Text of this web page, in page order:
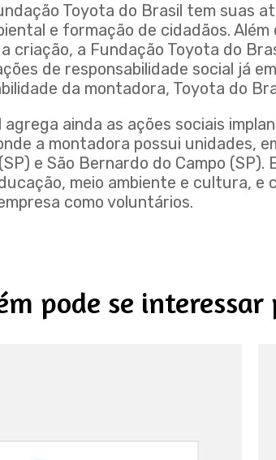
Toyota do Brasil tem suas
e formação de cidadãos. Além
criação, a Fundação Toyota do
de responsabilidade social já
da montadora, Toyota do
ainda as ações sociais
a montadora possui unidades,
e São Bernardo do Campo (SP).
meio ambiente e cultura, e
como voluntários.
pode se interessar